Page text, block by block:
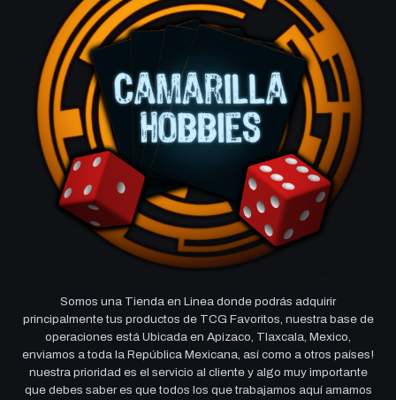
Somos una Tienda en Linea donde podrás adquirir
principalmente tus productos de TCG Favoritos, nuestra base de
operaciones está Ubicada en Apizaco, Tlaxcala, Mexico,
enviamos a toda la República Mexicana, así como a otros países!
nuestra prioridad es el servicio al cliente y algo muy importante
que debes saber es que todos los que trabajamos aquí amamos